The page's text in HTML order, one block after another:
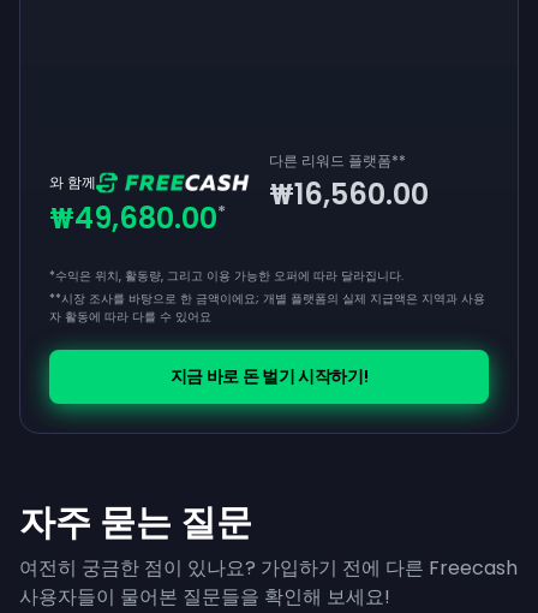
와 함께
₩49,680.00*
다른 리워드 플랫폼**
₩16,560.00
*수익은 위치, 활동량, 그리고 이용 가능한 오퍼에 따라 달라집니다.
**시장 조사를 바탕으로 한 금액이에요; 개별 플랫폼의 실제 지급액은 지역과 사용
자 활동에 따라 다를 수 있어요
지금 바로 돈 벌기 시작하기!
자주 묻는 질문
여전히 궁금한 점이 있나요? 가입하기 전에 다른 Freecash
사용자들이 물어본 질문들을 확인해 보세요!